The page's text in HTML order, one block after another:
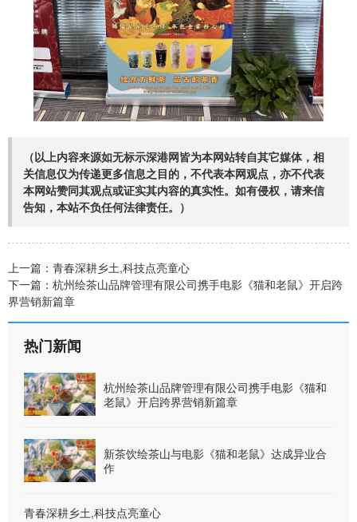
（以上内容来源如无标示深港网皆为本网站转自其它媒体，相
关信息仅为传递更多信息之目的，不代表本网观点，亦不代表
本网站赞同其观点或证实其内容的真实性。如有侵权，请来信
告知，本站不负任何法律责任。）
上一篇： 青春深耕乡土,科技点亮童心
下一篇： 杭州绘茶山品牌管理有限公司携手电影《猫和老鼠》开启跨
界营销新篇章
热门新闻
杭州绘茶山品牌管理有限公司携手电影《猫和
老鼠》开启跨界营销新篇章
新茶饮绘茶山与电影《猫和老鼠》达成异业合
作
青春深耕乡土,科技点亮童心